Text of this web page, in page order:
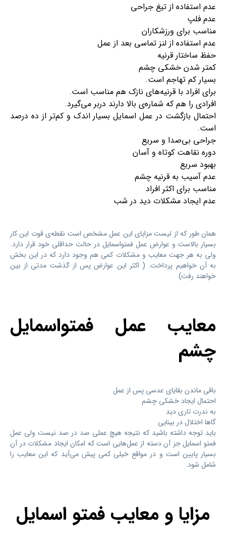
عدم استفاده از تیغ جراحی
عدم فلپ
مناسب برای ورزشکاران
عدم استفاده از لنز تماسی بعد از عمل
حفظ ساختار قرنیه
کمتر شدن خشکی چشم
بسیار کم تهاجم است.
برای افراد با قرنیه‌های نازک هم مناسب است.
افرادی را هم که شماره‌ی بالا دارند دربر می‌گیرد.
احتمال بازگشت در عمل اسمایل بسیار اندک و کم‌تر از ده درصد
است.
جراحی بی‌صدا و سریع
دوره نقاهت کوتاه و آسان
بهبود سریع
عدم آسیب به قرنیه چشم
مناسب برای اکثر افراد
عدم ایجاد مشکلات دید در شب
همان طور که از لیست مزایای این عمل مشخص است نقطه‌ی قوت این کار
بسیار بالاست و عوارض عمل فمتواسمایل در حالت حداقلی خود قرار دارد.
ولی به هر جهت معایب و مشکلات کمی هم وجود دارد که در این بخش
به آن خواهیم پرداخت. ( اکثر این عوارض پس از گذشت مدتی از بین
خواهند رفت)
معایب عمل فمتواسمایل
چشم
باقی ماندن بقایای عدسی پس از عمل
احتمال ایجاد خشکی چشم
به ندرت تاری دید
گاها اختلال در بینایی
باید توجه داشته باشید که نتیجه هیچ عملی صد در صد نیست ولی عمل
فمتو اسمایل جز آن دسته از عمل‌هایی است که امکان ایجاد مشکلات در آن
بسیار پایین است و در مواقع خیلی کمی پیش می‌آید که این معایب را
شامل شود.
مزایا و معایب فمتو اسمایل